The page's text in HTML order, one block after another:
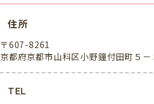
住所
〒607-8261
京都府京都市山科区小野鐘付田町５－
TEL